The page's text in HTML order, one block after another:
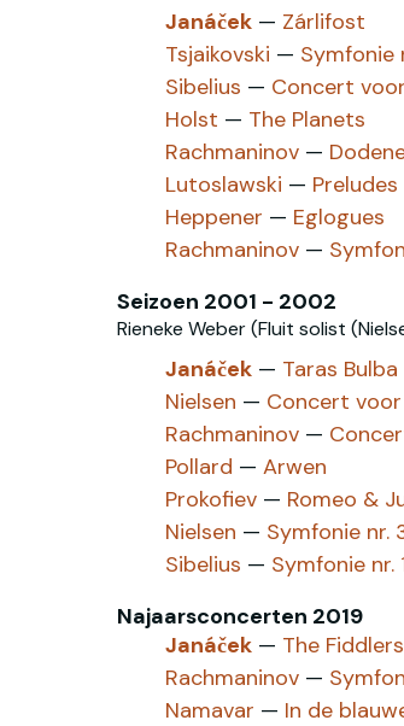
Janáček — Zárlifost
Tsjaikovski — Symfonie
Sibelius — Concert
Holst — The Planets
Rachmaninov —
Lutoslawski — Preludes
Heppener — Eglogues
Rachmaninov‎ —
Seizoen 2001 - 2002
Rieneke Weber (Fluit solist
Janáček — Taras Bulba
Nielsen‎ — Concert
Rachmaninov —
Pollard — Arwen
Prokofiev — Romeo &
Nielsen — Symfonie nr.
Sibelius — Symfonie nr.
Najaarsconcerten 2019
Janáček — The
Rachmaninov —
Namavar — In de